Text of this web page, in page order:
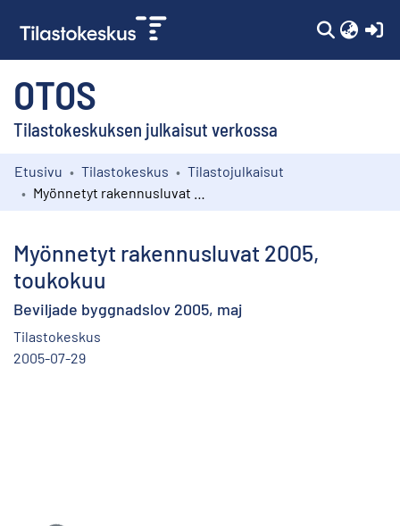
OTOS
Tilastokeskuksen julkaisut verkossa
Kokoelmat
Etusivu Tilastokeskus
Tilastojulkaisut
Myönnetyt rakennusluvat 2005,
toukokuu
Beviljade byggnadslov 2005, maj
Tilastokeskus
2005-07-29